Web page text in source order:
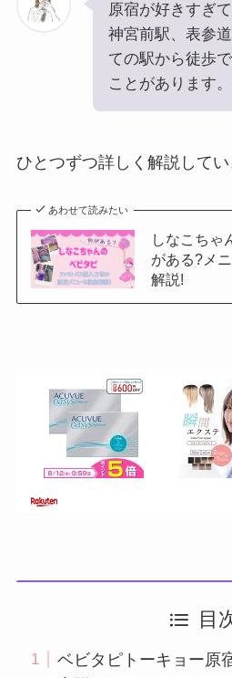
原宿が好きすぎ
神宮前駅、表参
ての駅から徒歩
ことがあります。
ひとつずつ詳しく解説してい
あわせて読みたい
しなこちゃ
がある?メ
解説!
目
ベビタピトーキョー原